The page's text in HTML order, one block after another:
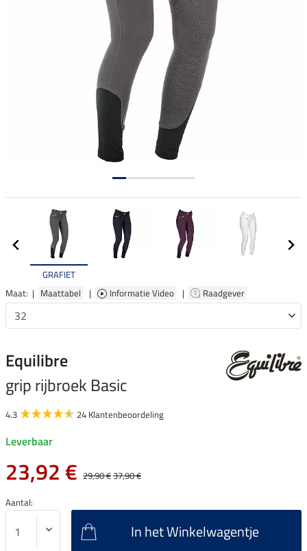
GRAFIET
Maat: | Maattabel | Informatie Video | Raadgever
Equilibre
grip rijbroek Basic
4.3 24 Klantenbeoordeling
Leverbaar
23,92 € 29,90 €37,90 €
Aantal:
In het Winkelwagentje